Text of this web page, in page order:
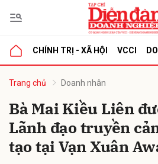
CHÍNH TRỊ - XÃ HỘI VCCI
Trang chủ Doanh nhân
Bà Mai Kiều Liên
Lãnh đạo truyền
tạo tại Vạn Xuân
luận